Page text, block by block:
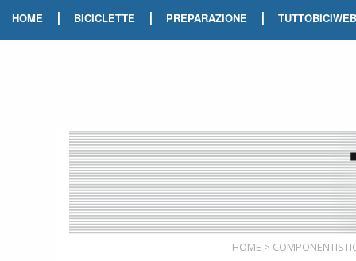
HOME | BICICLETTE | PREPARAZIONE | TUTTOBICIWEB
HOME >